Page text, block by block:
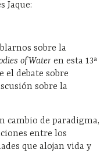
Jaque:
sobre la
of Water en esta 13ª
el debate sobre
sobre la
cambio de paradigma,
entre los
que alojan vida y